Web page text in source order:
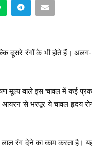
दूसरे रंगों के भी होते हैं।
मूल्य वाले इस चावल में कई
आयरन से भरपूर ये चावल हृदय
रंग देने का काम करता है।